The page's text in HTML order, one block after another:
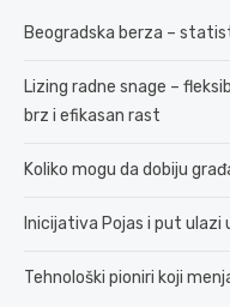
Beogradska berza –
Lizing radne snage –
brz i efikasan rast
Koliko mogu da dobiju
Inicijativa Pojas i put ulazi
Tehnološki pioniri koji